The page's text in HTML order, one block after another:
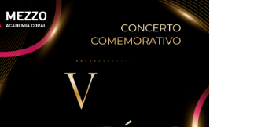
CRIAR NOVO